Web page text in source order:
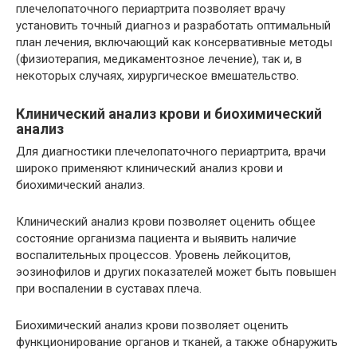
плечелопаточного периартрита позволяет врачу
установить точный диагноз и разработать оптимальный
план лечения, включающий как консервативные методы
(физиотерапия, медикаментозное лечение), так и, в
некоторых случаях, хирургическое вмешательство.
Клинический анализ крови и биохимический
анализ
Для диагностики плечелопаточного периартрита, врачи
широко применяют клинический анализ крови и
биохимический анализ.
Клинический анализ крови позволяет оценить общее
состояние организма пациента и выявить наличие
воспалительных процессов. Уровень лейкоцитов,
эозинофилов и других показателей может быть повышен
при воспалении в суставах плеча.
Биохимический анализ крови позволяет оценить
функционирование органов и тканей, а также обнаружить